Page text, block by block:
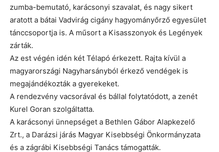
zumba-bemutató, karácsonyi szavalat, és nagy sikert
aratott a bátai Vadvirág cigány hagyományőrző egyesület
tánccsoportja is. A műsort a Kisasszonyok és Legények
zárták.
Az est végén idén két Télapó érkezett. Rajta kívül a
magyarországi Nagyharsányból érkező vendégek is
megajándékozták a gyerekeket.
A rendezvény vacsorával és bállal folytatódott, a zenét
Kurel Goran szolgáltatta.
A karácsonyi ünnepséget a Bethlen Gábor Alapkezelő
Zrt., a Darázsi járás Magyar Kisebbségi Önkormányzata
és a zágrábi Kisebbségi Tanács támogatták.